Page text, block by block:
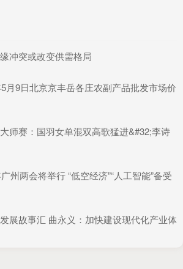
冲突或改变供需格局
月9日北京京丰岳各庄农副产品批发市场价
师赛：国羽女单混双高歌猛进&#32;李诗
州两会将举行 “低空经济”“人工智能”备受
展故事汇 曲永义：加快建设现代化产业体